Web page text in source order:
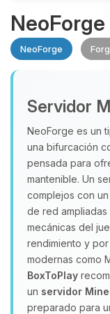
NeoForge
NeoForge
Servidor
NeoForge es un
una bifurcación
pensada para
mantenible. Un
complejos con
de red
mecánicas del
rendimiento y
modernas como
BoxToPlay
un servidor
preparado para
Yupi,
que
08/08/